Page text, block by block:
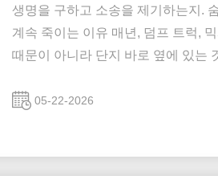
생명을 구하고 소송을 제기하는지.
계속 죽이는 이유 매년, 덤프 트럭,
때문이 아니라 단지 바로 옆에 있는
는 작은 차량이 이 보이지 않는 구역
05-22-2026